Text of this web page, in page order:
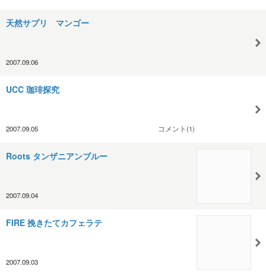
天然サプリ マンゴー
2007.09.06
UCC 珈琲探究
2007.09.05 コメント(1)
Roots タンザニアンブルー
2007.09.04
FIRE 挽きたてカフェラテ
2007.09.03